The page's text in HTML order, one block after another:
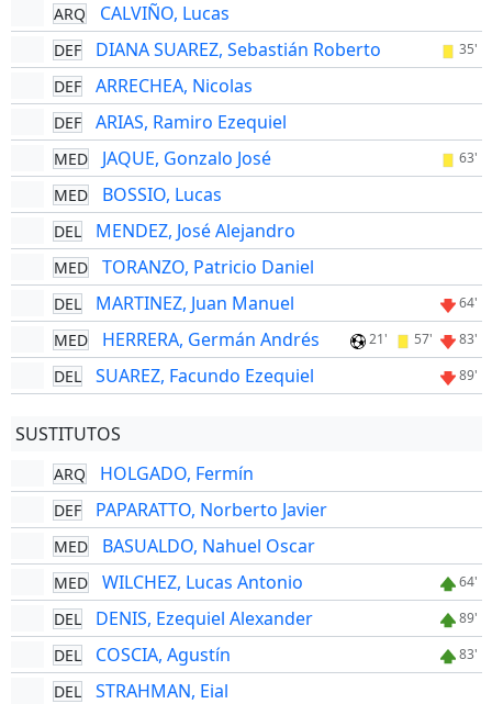
ARQ CALVIÑO, Lucas
DEF DIANA SUAREZ, Sebastián Roberto 35'
DEF ARRECHEA, Nicolas
DEF ARIAS, Ramiro Ezequiel
MED JAQUE, Gonzalo José 63'
MED BOSSIO, Lucas
DEL MENDEZ, José Alejandro
MED TORANZO, Patricio Daniel
DEL MARTINEZ, Juan Manuel 64'
MED HERRERA, Germán Andrés 21' 57' 83'
DEL SUAREZ, Facundo Ezequiel 89'
SUSTITUTOS
ARQ HOLGADO, Fermín
DEF PAPARATTO, Norberto Javier
MED BASUALDO, Nahuel Oscar
MED WILCHEZ, Lucas Antonio 64'
DEL DENIS, Ezequiel Alexander 89'
DEL COSCIA, Agustín 83'
DEL STRAHMAN, Eial